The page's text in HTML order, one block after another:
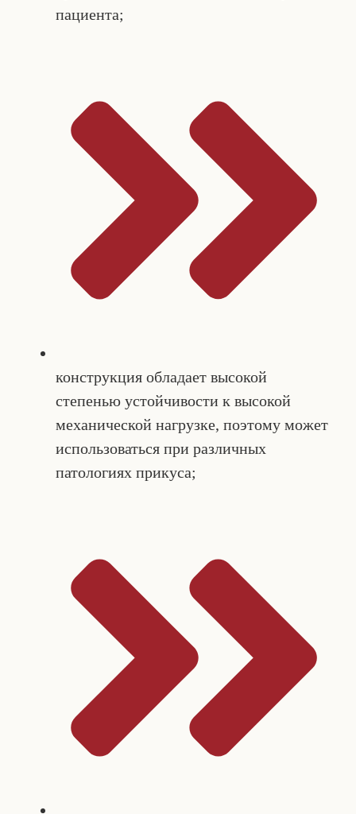
пациента;
конструкция обладает высокой
степенью устойчивости к высокой
механической нагрузке, поэтому может
использоваться при различных
патологиях прикуса;